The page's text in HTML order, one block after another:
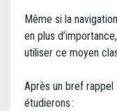
Même si la
en plus
utiliser ce moyen
Après un bref rappel
étudierons :